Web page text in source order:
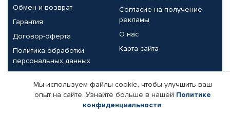
Обмен и возврат
Гарантия
Договор-оферта
Политика обработки
персональных данных
Согласие на получение
рекламы
О нас
Карта сайта
Партнерам
Корпоративным клиентам
Реквизиты компании
Мы используем файлы cookie, чтобы улучшить ваш
опыт на сайте. Узнайте больше в нашей Политике
конфиденциальности.